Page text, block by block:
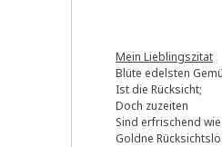
Mein Lieblingszitat
Blüte edelsten
Ist die Rücksicht;
Doch zuzeiten
Sind erfrischend
Goldne